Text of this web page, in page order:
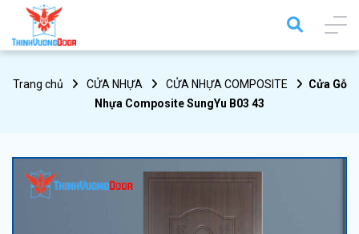
Trang chủ CỬA NHỰA CỬA NHỰA COMPOSITE
Cửa Gỗ
Nhựa Composite SungYu B03 43